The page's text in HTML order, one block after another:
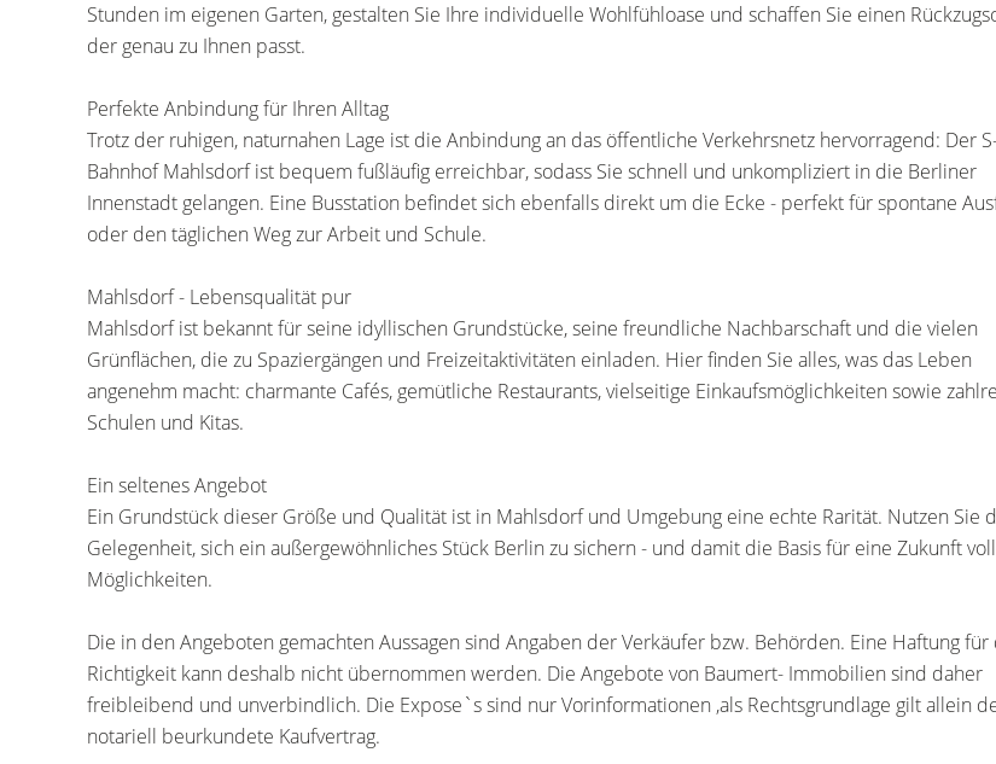
Stunden im eigenen Garten, gestalten Sie Ihre individuelle Wohlfühloase und schaffen Sie einen
der genau zu Ihnen passt.
Perfekte Anbindung für Ihren Alltag
Trotz der ruhigen, naturnahen Lage ist die Anbindung an das öffentliche Verkehrsnetz hervorragend: Der
Bahnhof Mahlsdorf ist bequem fußläufig erreichbar, sodass Sie schnell und unkompliziert in die Berliner
Innenstadt gelangen. Eine Busstation befindet sich ebenfalls direkt um die Ecke - perfekt für spontane
oder den täglichen Weg zur Arbeit und Schule.
Mahlsdorf - Lebensqualität pur
Mahlsdorf ist bekannt für seine idyllischen Grundstücke, seine freundliche Nachbarschaft und die vielen
Grünflächen, die zu Spaziergängen und Freizeitaktivitäten einladen. Hier finden Sie alles, was das Leben
angenehm macht: charmante Cafés, gemütliche Restaurants, vielseitige Einkaufsmöglichkeiten sowie
Schulen und Kitas.
Ein seltenes Angebot
Ein Grundstück dieser Größe und Qualität ist in Mahlsdorf und Umgebung eine echte Rarität. Nutzen Sie
Gelegenheit, sich ein außergewöhnliches Stück Berlin zu sichern - und damit die Basis für eine Zukunft
Möglichkeiten.
Die in den Angeboten gemachten Aussagen sind Angaben der Verkäufer bzw. Behörden. Eine Haftung für
Richtigkeit kann deshalb nicht übernommen werden. Die Angebote von Baumert- Immobilien sind daher
freibleibend und unverbindlich. Die Expose`s sind nur Vorinformationen ,als Rechtsgrundlage gilt allein
notariell beurkundete Kaufvertrag.